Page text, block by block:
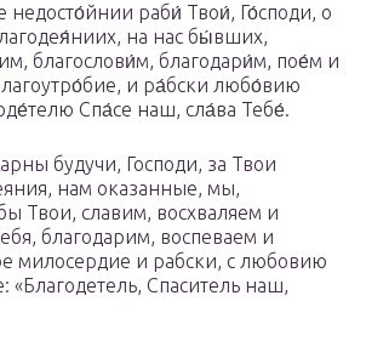
недосто́йнии раби́ Твои́, Го́споди, о
на нас бы́вших,
благослови́м, благодари́м, пое́м и
и ра́бски любо́вию
Спа́се наш, сла́ва Тебе́.
будучи, Господи, за Твои
нам оказанные, мы,
Твои, славим, восхваляем и
благодарим, воспеваем и
милосердие и рабски, с любовию
«Благодетель, Спаситель наш,